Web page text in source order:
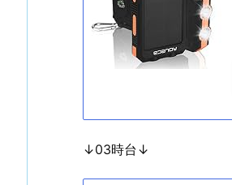
↓03時台↓